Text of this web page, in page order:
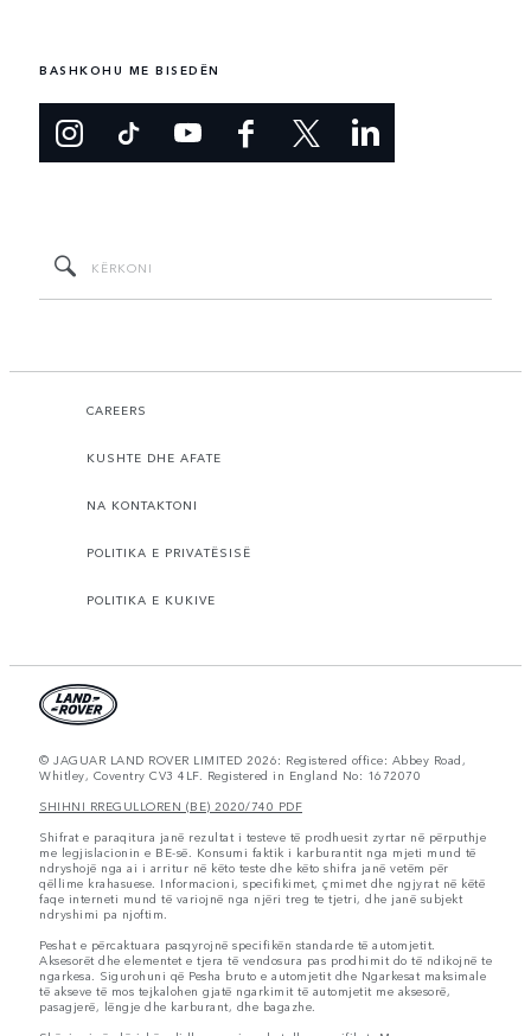
BASHKOHU ME BISEDËN
CAREERS
KUSHTE DHE AFATE
NA KONTAKTONI
POLITIKA E PRIVATËSISË
POLITIKA E KUKIVE
© JAGUAR LAND ROVER LIMITED 2026: Registered office: Abbey Road,
Whitley, Coventry CV3 4LF. Registered in England No: 1672070
SHIHNI RREGULLOREN (BE) 2020/740 PDF
Shifrat e paraqitura janë rezultat i testeve të prodhuesit zyrtar në përputhje
me legjislacionin e BE-së. Konsumi faktik i karburantit nga mjeti mund të
ndryshojë nga ai i arritur në këto teste dhe këto shifra janë vetëm për
qëllime krahasuese. Informacioni, specifikimet, çmimet dhe ngjyrat në këtë
faqe interneti mund të variojnë nga njëri treg te tjetri, dhe janë subjekt
ndryshimi pa njoftim.
Peshat e përcaktuara pasqyrojnë specifikën standarde të automjetit.
Aksesorët dhe elementet e tjera të vendosura pas prodhimit do të ndikojnë te
ngarkesa. Sigurohuni që Pesha bruto e automjetit dhe Ngarkesat maksimale
të akseve të mos tejkalohen gjatë ngarkimit të automjetit me aksesorë,
pasagjerë, lëngje dhe karburant, dhe bagazhe.